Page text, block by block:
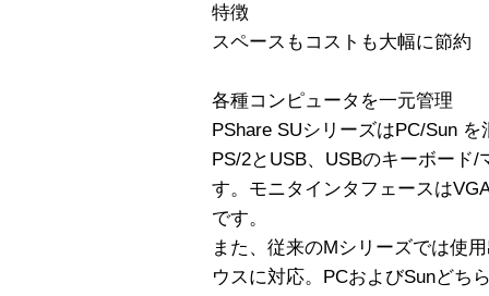
特徴
スペースもコストも大幅に節約
各種コンピュータを一元管理
PShare SUシリーズはPC/Sun
PS/2とUSB、USBのキーボード
す。モニタインタフェースは
です。
また、従来のMシリーズでは使
ウスに対応。PCおよびSunどち